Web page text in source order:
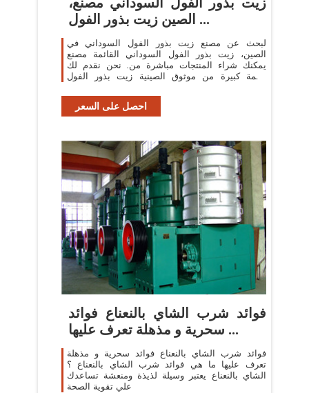
الصين زيت بذور الفول ...
لبحث عن مصنع زيت بذور الفول السوداني في
الصين، زيت بذور الفول السوداني القائمة مصنع
يمكنك شراء المنتجات مباشرة من. نحن نقدم لك
قائمة كبيرة من موثوق الصينية زيت بذور الفول
احصل على السعر
فوائد شرب الشاي بالنعناع فوائد
سحرية و مذهلة تعرف عليها ...
فوائد شرب الشاي بالنعناع فوائد سحرية و مذهلة
تعرف عليها ما هي فوائد شرب الشاي بالنعناع ؟
الشاي بالنعناع يعتبر وسيلة لذيذة ومنعشة تساعدك
علي تقوية الصحة